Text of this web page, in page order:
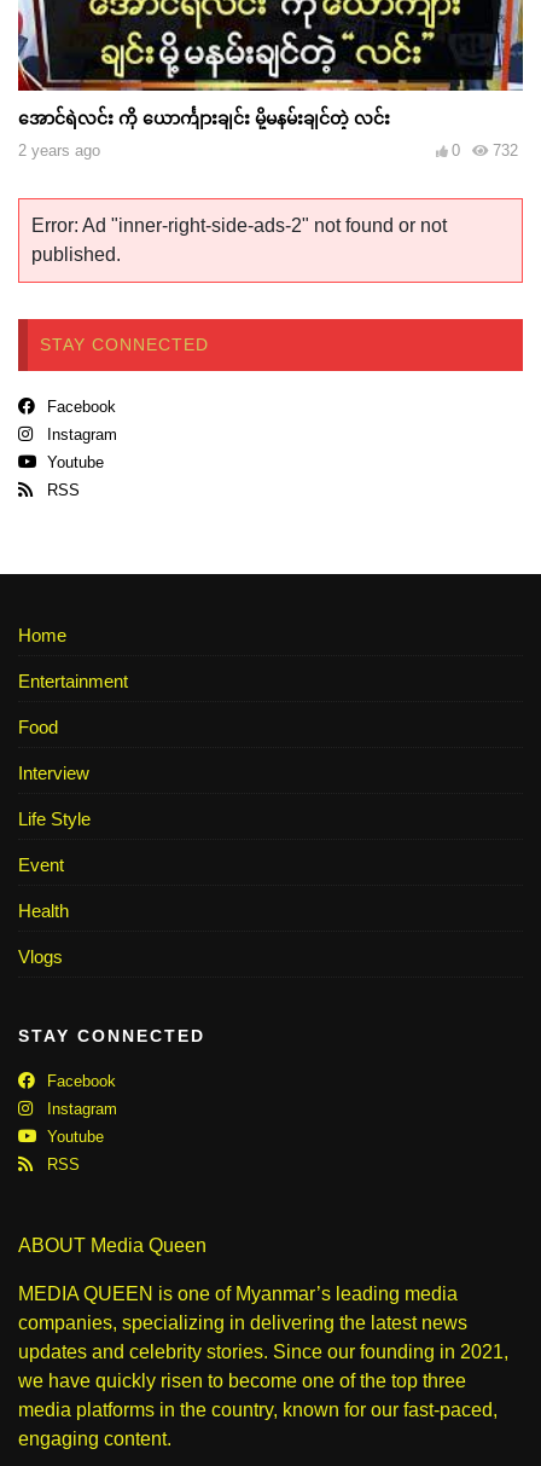
အောင်ရဲလင်း ကို ယောင်္ကျားချင်း မို့မနမ်းချင်တဲ့ လင်း
2 years ago 732
0
Error: Ad "inner-right-side-ads-2" not found or not
published.
STAY CONNECTED
Facebook
Instagram
Youtube
RSS
Home
Entertainment
Food
Interview
Life Style
Event
Health
Vlogs
STAY CONNECTED
Facebook
Instagram
Youtube
RSS
ABOUT Media Queen
MEDIA QUEEN is one of Myanmar’s leading media
companies, specializing in delivering the latest news
updates and celebrity stories. Since our founding in 2021,
we have quickly risen to become one of the top three
media platforms in the country, known for our fast-paced,
engaging content.